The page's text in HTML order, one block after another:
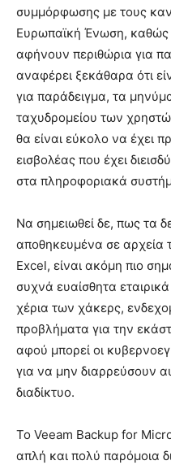
συμμόρφωσης με τους
Ευρωπαϊκή Ένωση, καθώς
αφήνουν περιθώρια για
αναφέρει ξεκάθαρα ότι
για παράδειγμα, τα
ταχυδρομείου των
θα είναι εύκολο να έχει
εισβολέας που έχει
στα πληροφοριακά
Να σημειωθεί δε, πως τα
αποθηκευμένα σε αρχεία
Excel, είναι ακόμη πιο
συχνά ευαίσθητα
χέρια των χάκερς,
προβλήματα για την
αφού μπορεί οι
για να μην διαρρεύσουν
διαδίκτυο.
Το Veeam Backup for
απλή και πολύ παρόμοια